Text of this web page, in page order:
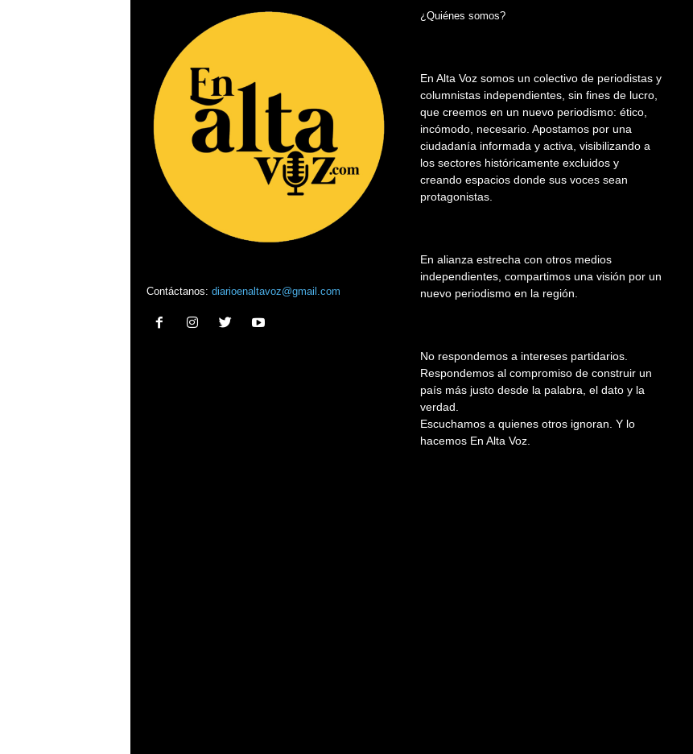
Contáctanos: diarioenaltavoz@gmail.com
¿Quiénes somos?
En Alta Voz somos un colectivo de periodistas y
columnistas independientes, sin fines de lucro,
que creemos en un nuevo periodismo: ético,
incómodo, necesario. Apostamos por una
ciudadanía informada y activa, visibilizando a
los sectores históricamente excluidos y
creando espacios donde sus voces sean
protagonistas.
En alianza estrecha con otros medios
independientes, compartimos una visión por un
nuevo periodismo en la región.
No respondemos a intereses partidarios.
Respondemos al compromiso de construir un
país más justo desde la palabra, el dato y la
verdad.
Escuchamos a quienes otros ignoran. Y lo
hacemos En Alta Voz.